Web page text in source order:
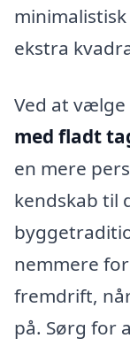
ekstra
Ved at
med fladt
en mere
kendskab til
nemmere
fremdrift,
på. Sørg for